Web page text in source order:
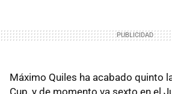
Máximo Quiles ha acabado quinto
Cup, y de momento va sexto en el